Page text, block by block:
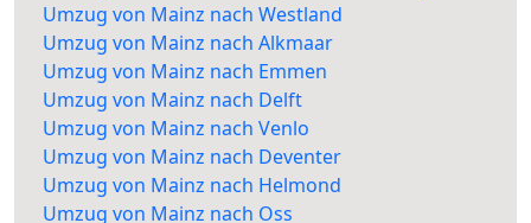
Umzug von Mainz nach Westland
Umzug von Mainz nach Alkmaar
Umzug von Mainz nach Emmen
Umzug von Mainz nach Delft
Umzug von Mainz nach Venlo
Umzug von Mainz nach Deventer
Umzug von Mainz nach Helmond
Umzug von Mainz nach Oss